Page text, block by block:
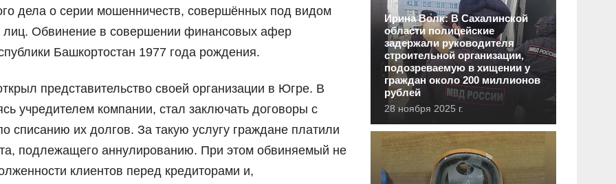
дела о серии мошенничеств, совершённых под видом
лиц. Обвинение в совершении финансовых афер
Башкортостан 1977 года рождения.
представительство своей организации в Югре. В
учредителем компании, стал заключать договоры с
списанию их долгов. За такую услугу граждане платили
подлежащего аннулированию. При этом обвиняемый не
клиентов перед кредиторами и,
Ирина Волк: В Сахалинской
области полицейские
задержали руководителя
строительной организации,
подозреваемую в хищении у
граждан около 200 миллионов
рублей
28 ноября 2025 г.